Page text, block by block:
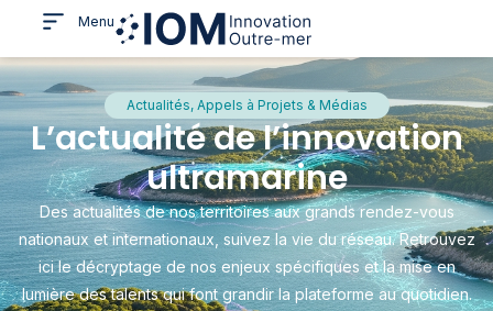
Menu
Actualités, Appels à Projets & Médias
L’actualité de l’innovation
ultramarine
Des actualités de nos territoires aux grands rendez-vous
nationaux et internationaux, suivez la vie du réseau. Retrouvez
ici le décryptage de nos enjeux spécifiques et la mise en
lumière des talents qui font grandir la plateforme au quotidien.